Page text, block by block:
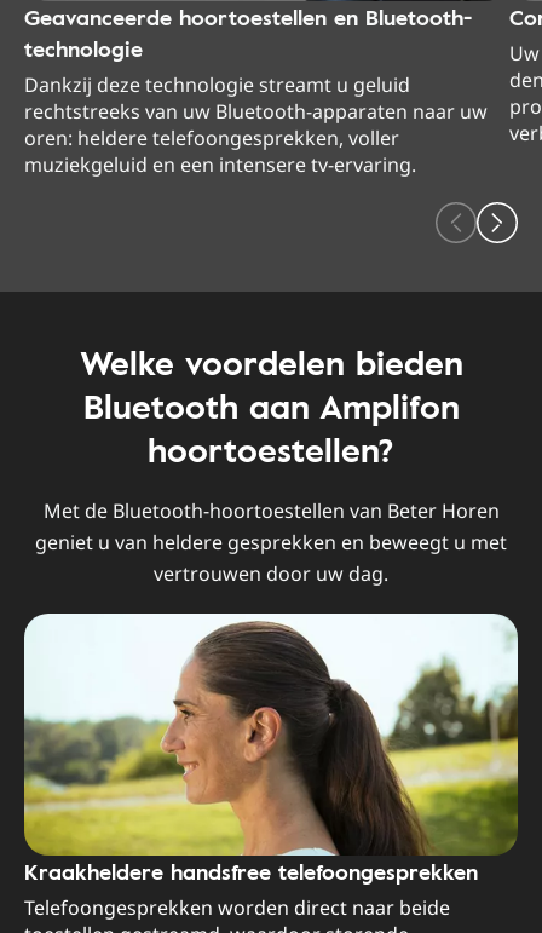
Geavanceerde hoortoestellen en Bluetooth-
technologie
Dankzij deze technologie streamt u geluid
rechtstreeks van uw Bluetooth-apparaten naar uw
oren: heldere telefoongesprekken, voller
muziekgeluid en een intensere tv-ervaring.
Welke voordelen bieden
Bluetooth aan Amplifon
hoortoestellen?
Met de Bluetooth-hoortoestellen van Beter Horen
geniet u van heldere gesprekken en beweegt u met
vertrouwen door uw dag.
Kraakheldere handsfree telefoongesprekken
Telefoongesprekken worden direct naar beide